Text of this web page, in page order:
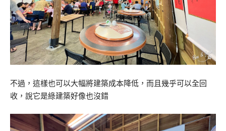
不過，這樣也可以大幅將建築成本降低，而且幾乎可以全回
收，說它是綠建築好像也沒錯